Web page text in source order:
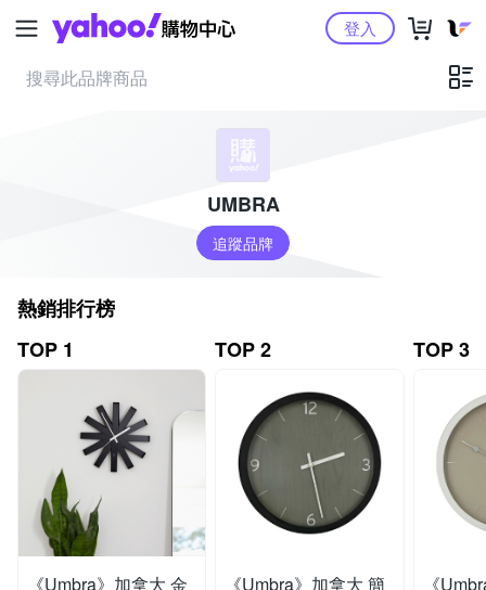
Yahoo購物中心登入
UMBRA
追蹤品牌
熱銷排行榜
TOP 1
《Umbra》加拿大 金
TOP 2
《Umbra》加拿大 簡
TOP 3
《